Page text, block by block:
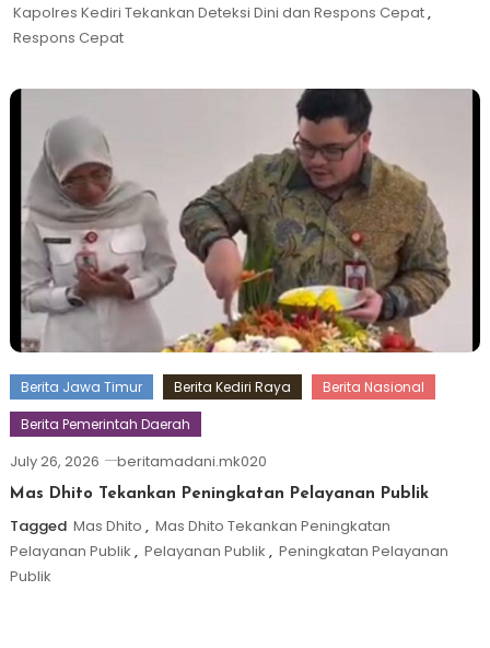
Kapolres Kediri Tekankan Deteksi Dini dan Respons Cepat,
Respons Cepat
Berita Jawa Timur Berita Kediri Raya
Berita Nasional
Berita Pemerintah Daerah
July 26, 2026 beritamadani.mk020
Mas Dhito Tekankan Peningkatan Pelayanan Publik
Tagged Mas Dhito , Mas Dhito Tekankan Peningkatan
Pelayanan Publik , Pelayanan Publik , Peningkatan Pelayanan
Publik